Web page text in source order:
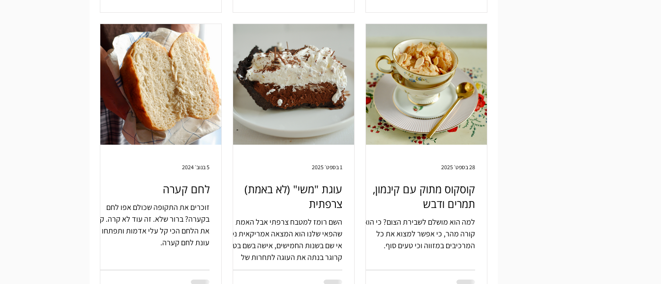
קוסקוס מתוק עם קינמון,
תמרים ודבש
למה הוא מושלם לשבירת הצום? כי הוא
קורה מהר, כי אפשר למצוא את כל
המרכיבים במזווה וכי טעים סוף.
28 בספט׳ 2025
עוגת "משי" (לא באמת)
צרפתית
השם רומז למטבח צרפתי אבל האמת
שהפאי שלנו הוא המצאה אמריקאית נטו.
אי שם בשנות החמישים, אישה בשם בטי
קרוגר בנתה את העוגה לתחרות של
פילסברי. השם אולי שקרני אבל העוגה
1 בספט׳ 2025
לחם קערה
זוכרים את התקופה שכולם אפו לחם
בקערה? ברור שלא. זה עוד לא קרה. קבלו
את הלחם הכי קל עלי אדמות ותפתחו את
עונת לחם קערה.
5 בנוב׳ 2024